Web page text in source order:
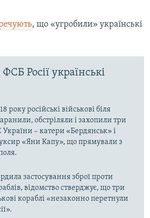
, що «угробили» українські
Росії українські
року російські військові біля
обстріляли і захопили три
– катери «Бердянськ» і
«Яни Капу», що прямували з
застосування зброї проти
відомство стверджує, що три
кораблі «незаконно перетнули